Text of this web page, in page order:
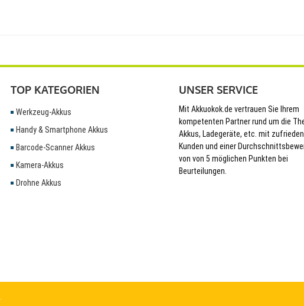
TOP KATEGORIEN
Werkzeug-Akkus
Handy & Smartphone Akkus
Barcode-Scanner Akkus
Kamera-Akkus
Drohne Akkus
UNSER SERVICE
Mit Akkuokok.de vertrauen Sie Ihrem
kompetenten Partner rund um die
Akkus, Ladegeräte, etc. mit
Kunden und einer
von von 5 möglichen Punkten bei
Beurteilungen.